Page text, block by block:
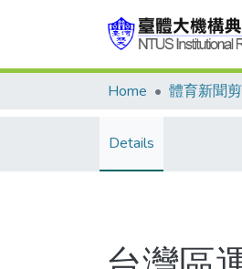
Home 體育新聞
Details